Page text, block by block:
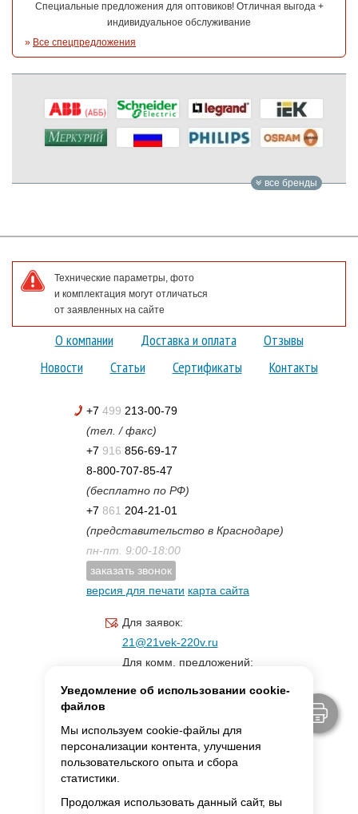
Специальные предложения для оптовиков! Отличная выгода +
индивидуальное обслуживание
» Все спецпредложения
все бренды
Технические параметры, фото
и комплектация могут отличаться
от заявленных на сайте
О компании Доставка и оплата
Отзывы
Новости
Статьи Сертификаты Контакты
+7 499 213-00-79
(тел. / факс)
+7 916 856-69-17
8-800-707-85-47
(бесплатно по РФ)
+7 861 204-21-01
(представительство в Краснодаре)
пн-пт. 9:00-18:00
заказать звонок
версия для печати карта сайта
Для заявок:
21@21vek-220v.ru
Для комм. предложений:
Уведомление об использовании cookie-
файлов
Мы используем cookie-файлы для
персонализации контента, улучшения
пользовательского опыта и сбора
статистики.
Продолжая использовать данный сайт, вы